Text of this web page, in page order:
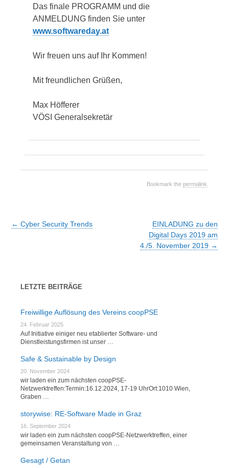
Das finale PROGRAMM und die
ANMELDUNG finden Sie unter
www.softwareday.at
Wir freuen uns auf Ihr Kommen!
Mit freundlichen Grüßen,
Max Höfferer
VÖSI Generalsekretär
Bookmark the permalink
Post
← Cyber Security Trends
EINLADUNG zu den
Digital Days 2019 am
4./5. November 2019 →
LETZTE BEITRÄGE
Freiwillige Auflösung des Vereins coopPSE
24. Februar 2025
Auf Initiative einiger neu etablierter Software- und
Dienstleistungsfirmen ist unser …
Safe & Sustainable by Design
20. November 2024
wir laden ein zum nächsten coopPSE-
Netzwerktreffen:Termin:16.12.2024, 17-19 UhrOrt:1010 Wien,
Graben …
storywise: RE-Software Made in Graz
16. September 2024
wir laden ein zum nächsten coopPSE-Netzwerktreffen, einer
gemeinsamen Veranstaltung von …
Gesagt / Getan